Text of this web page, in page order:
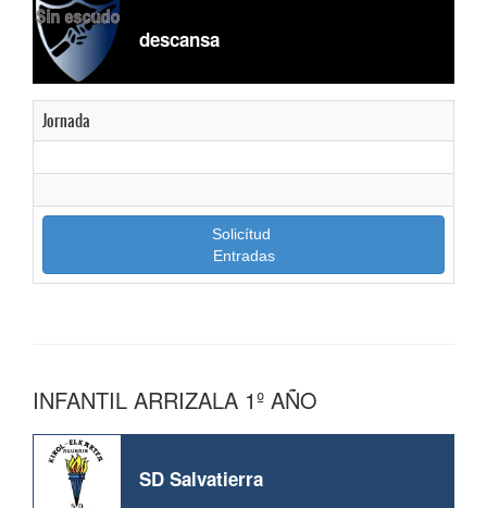
descansa
Jornada
Solicítud
Entradas
INFANTIL ARRIZALA 1º AÑO
SD Salvatierra